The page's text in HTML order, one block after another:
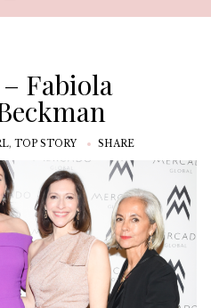
Fabiola
, TOP STORY SHARE